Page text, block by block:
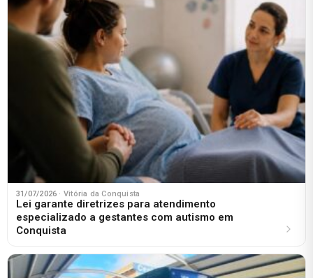
31/07/2026 · Vitória da Conquista
Lei garante diretrizes para atendimento
especializado a gestantes com autismo em
Conquista